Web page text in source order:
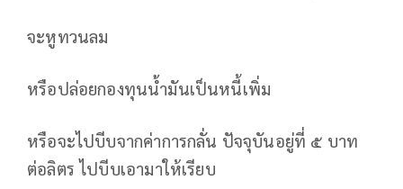
จะหูทวนลม
หรือปล่อยกองทุนน้ำมันเป็นหนี้เพิ่ม
หรือจะไปบีบจากค่าการกลั่น ปัจจุบันอยู่ที่ ๕ บาท
ต่อลิตร ไปบีบเอามาให้เรียบ